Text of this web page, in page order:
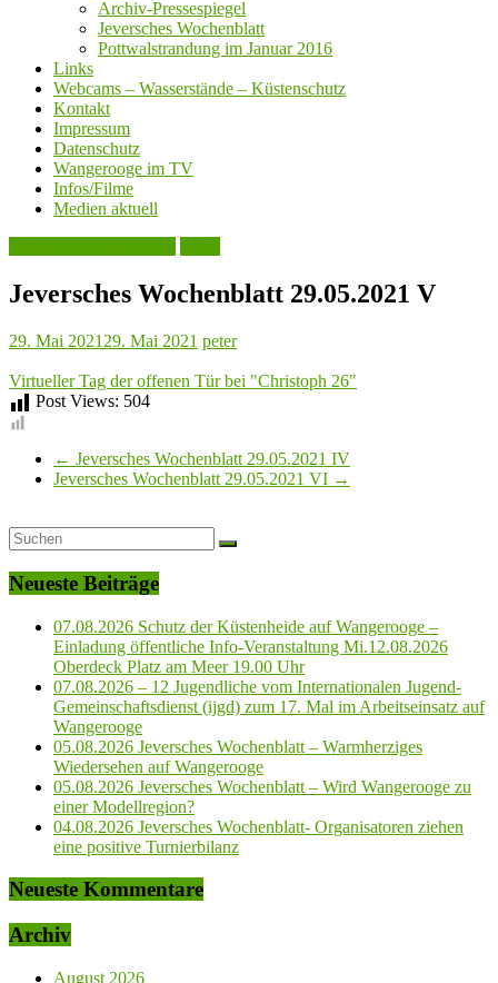
Archiv-Pressespiegel
Jeversches Wochenblatt
Pottwalstrandung im Januar 2016
Links
Webcams – Wasserstände – Küstenschutz
Kontakt
Impressum
Datenschutz
Wangerooge im TV
Infos/Filme
Medien aktuell
Jeversches Wochenblatt 29.05.2021 V
29. Mai 2021 29. Mai 2021 peter
Virtueller Tag der offenen Tür bei "Christoph 26"
Post Views: 504
← Jeversches Wochenblatt 29.05.2021 IV
Jeversches Wochenblatt 29.05.2021 VI →
Neueste Beiträge
07.08.2026 Schutz der Küstenheide auf Wangerooge –
Einladung öffentliche Info-Veranstaltung Mi.12.08.2026
Oberdeck Platz am Meer 19.00 Uhr
07.08.2026 – 12 Jugendliche vom Internationalen Jugend-
Gemeinschaftsdienst (ijgd) zum 17. Mal im Arbeitseinsatz auf
Wangerooge
05.08.2026 Jeversches Wochenblatt – Warmherziges
Wiedersehen auf Wangerooge
05.08.2026 Jeversches Wochenblatt – Wird Wangerooge zu
einer Modellregion?
04.08.2026 Jeversches Wochenblatt- Organisatoren ziehen
eine positive Turnierbilanz
Neueste Kommentare
Archiv
August 2026